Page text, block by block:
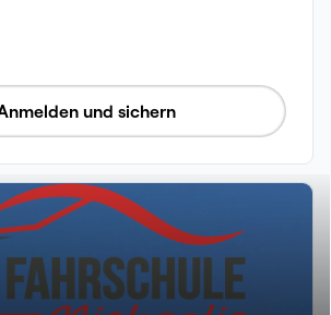
und sichern